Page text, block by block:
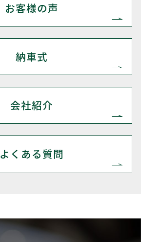
お客様の声
納車式
会社紹介
よくある質問